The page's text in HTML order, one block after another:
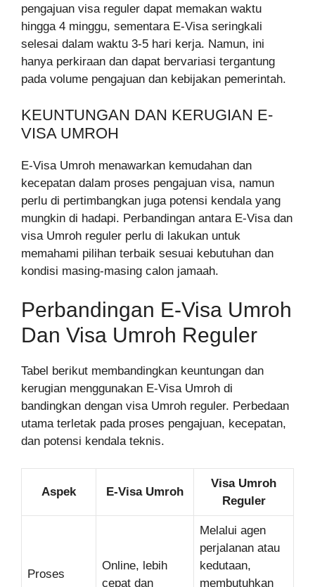
pengajuan visa reguler dapat memakan waktu
hingga 4 minggu, sementara E-Visa seringkali
selesai dalam waktu 3-5 hari kerja. Namun, ini
hanya perkiraan dan dapat bervariasi tergantung
pada volume pengajuan dan kebijakan pemerintah.
KEUNTUNGAN DAN KERUGIAN E-
VISA UMROH
E-Visa Umroh menawarkan kemudahan dan
kecepatan dalam proses pengajuan visa, namun
perlu di pertimbangkan juga potensi kendala yang
mungkin di hadapi. Perbandingan antara E-Visa dan
visa Umroh reguler perlu di lakukan untuk
memahami pilihan terbaik sesuai kebutuhan dan
kondisi masing-masing calon jamaah.
Perbandingan E-Visa Umroh
Dan Visa Umroh Reguler
Tabel berikut membandingkan keuntungan dan
kerugian menggunakan E-Visa Umroh di
bandingkan dengan visa Umroh reguler. Perbedaan
utama terletak pada proses pengajuan, kecepatan,
dan potensi kendala teknis.
Aspek E-Visa Umroh
Visa Umroh
Reguler
Proses
Online, lebih
cepat dan
Melalui agen
perjalanan atau
kedutaan,
membutuhkan